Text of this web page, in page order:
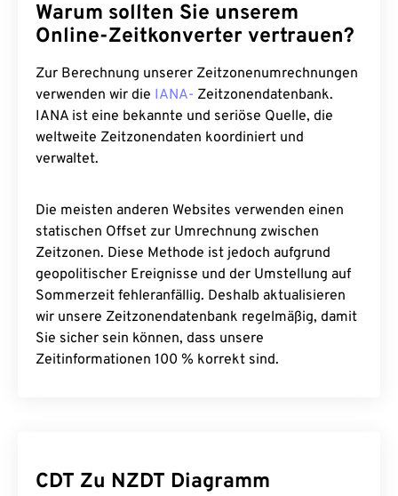
Warum sollten Sie unserem
Online-Zeitkonverter vertrauen?
Zur Berechnung unserer Zeitzonenumrechnungen
verwenden wir die IANA- Zeitzonendatenbank.
IANA ist eine bekannte und seriöse Quelle, die
weltweite Zeitzonendaten koordiniert und
verwaltet.
Die meisten anderen Websites verwenden einen
statischen Offset zur Umrechnung zwischen
Zeitzonen. Diese Methode ist jedoch aufgrund
geopolitischer Ereignisse und der Umstellung auf
Sommerzeit fehleranfällig. Deshalb aktualisieren
wir unsere Zeitzonendatenbank regelmäßig, damit
Sie sicher sein können, dass unsere
Zeitinformationen 100 % korrekt sind.
CDT Zu NZDT Diagramm